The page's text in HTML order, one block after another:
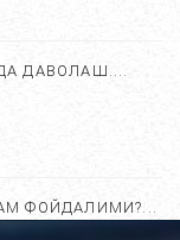
ДАВОЛАШ....
ФОЙДАЛИМИ?...